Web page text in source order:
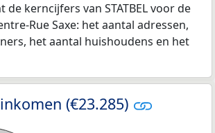
kerncijfers van STATBEL voor de
Rue Saxe: het aantal adressen,
het aantal huishoudens en het
(€23.285)